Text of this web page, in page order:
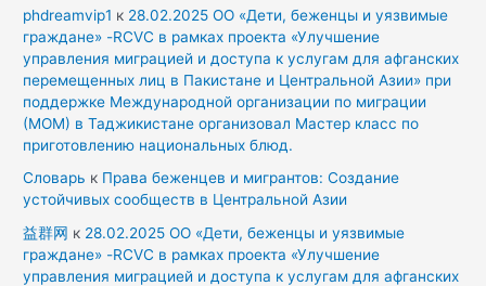
phdreamvip1 к 28.02.2025 ОО «Дети, беженцы и уязвимые
граждане» -RCVC в рамках проекта «Улучшение
управления миграцией и доступа к услугам для афганских
перемещенных лиц в Пакистане и Центральной Азии» при
поддержке Международной организации по миграции
(МОМ) в Таджикистане организовал Мастер класс по
приготовлению национальных блюд.
Словарь к Права беженцев и мигрантов: Создание
устойчивых сообществ в Центральной Азии
益群网 к 28.02.2025 ОО «Дети, беженцы и уязвимые
граждане» -RCVC в рамках проекта «Улучшение
управления миграцией и доступа к услугам для афганских